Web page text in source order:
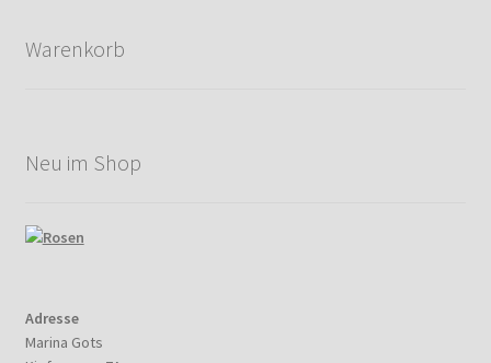
Warenkorb
Neu im Shop
Adresse
Marina Gots